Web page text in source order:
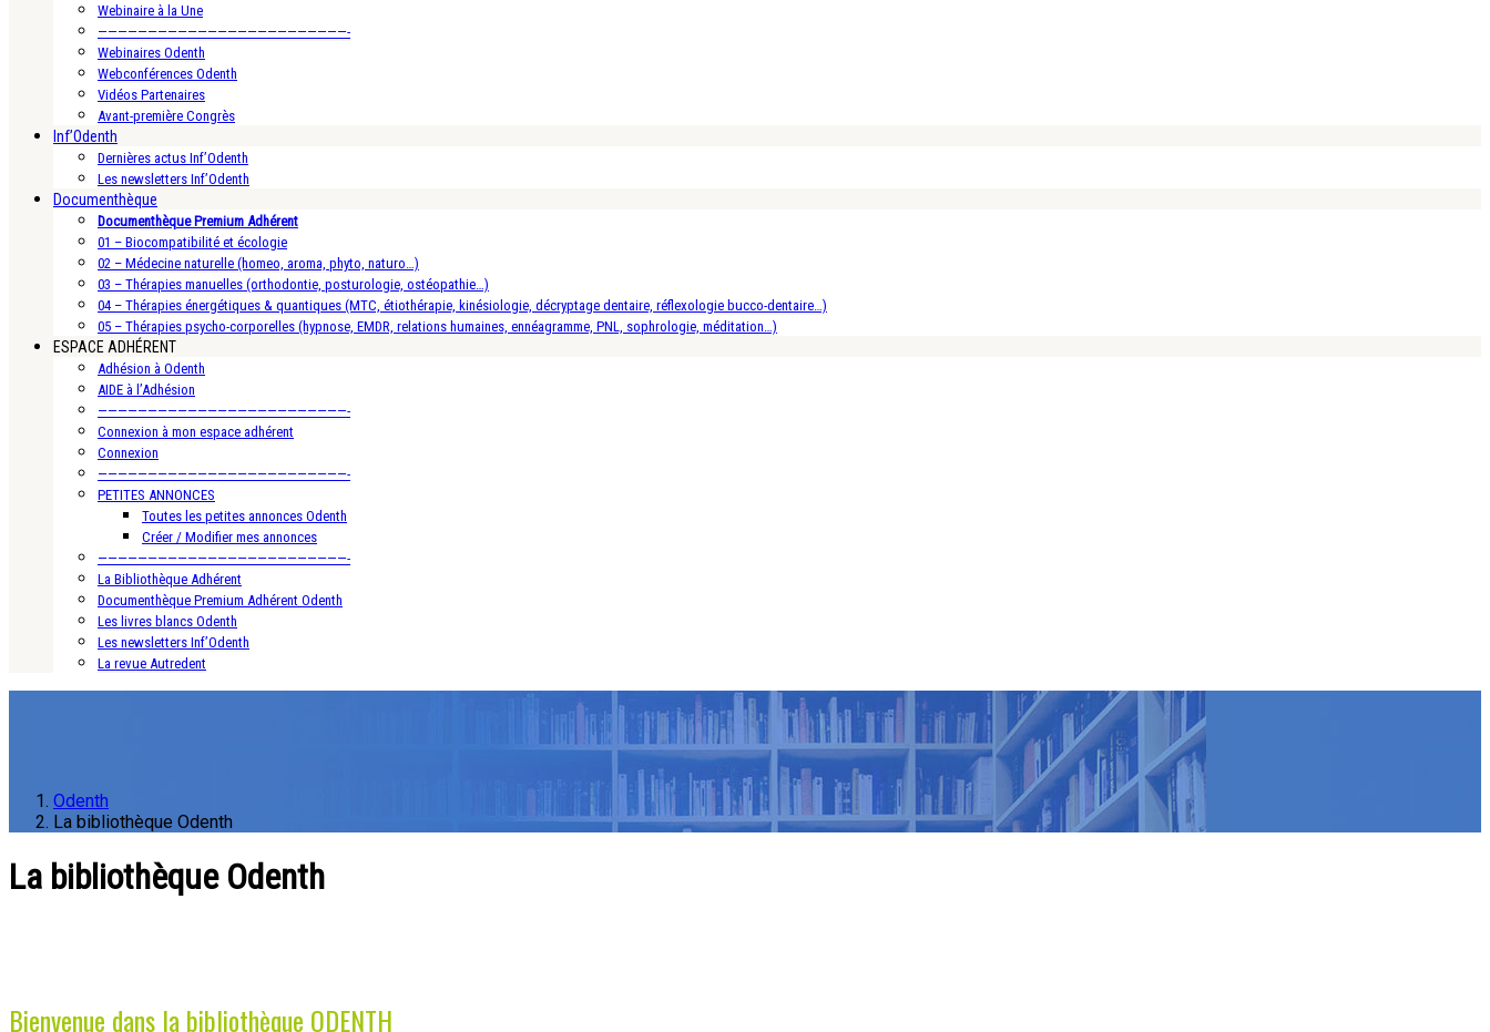
Webinaire à la Une
—————————————————————————-
Webinaires Odenth
Webconférences Odenth
Vidéos Partenaires
Avant-première Congrès
Inf’Odenth
Dernières actus Inf’Odenth
Les newsletters Inf’Odenth
Documenthèque
Documenthèque Premium Adhérent
01 – Biocompatibilité et écologie
02 – Médecine naturelle (homeo, aroma, phyto, naturo…)
03 – Thérapies manuelles (orthodontie, posturologie, ostéopathie…)
04 – Thérapies énergétiques & quantiques (MTC, étiothérapie, kinésiologie, décryptage dentaire, réflexologie bucco-dentaire…)
05 – Thérapies psycho-corporelles (hypnose, EMDR, relations humaines, ennéagramme, PNL, sophrologie, méditation…)
ESPACE ADHÉRENT
Adhésion à Odenth
AIDE à l’Adhésion
—————————————————————————-
Connexion à mon espace adhérent
Connexion
—————————————————————————-
PETITES ANNONCES
Toutes les petites annonces Odenth
Créer / Modifier mes annonces
—————————————————————————-
La Bibliothèque Adhérent
Documenthèque Premium Adhérent Odenth
Les livres blancs Odenth
Les newsletters Inf’Odenth
La revue Autredent
Odenth
La bibliothèque Odenth
La bibliothèque Odenth
Bienvenue dans la bibliothèque ODENTH